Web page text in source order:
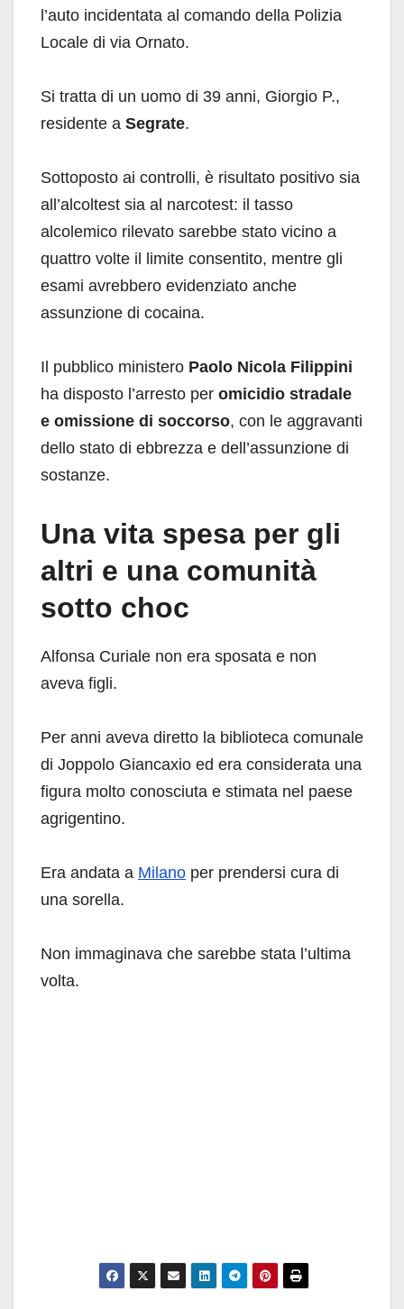
l’auto incidentata al comando della Polizia
Locale di via Ornato.
Si tratta di un uomo di 39 anni, Giorgio P.,
residente a Segrate.
Sottoposto ai controlli, è risultato positivo sia
all’alcoltest sia al narcotest: il tasso
alcolemico rilevato sarebbe stato vicino a
quattro volte il limite consentito, mentre gli
esami avrebbero evidenziato anche
assunzione di cocaina.
Il pubblico ministero Paolo Nicola Filippini
ha disposto l’arresto per omicidio stradale
e omissione di soccorso, con le aggravanti
dello stato di ebbrezza e dell’assunzione di
sostanze.
Una vita spesa per gli
altri e una comunità
sotto choc
Alfonsa Curiale non era sposata e non
aveva figli.
Per anni aveva diretto la biblioteca comunale
di Joppolo Giancaxio ed era considerata una
figura molto conosciuta e stimata nel paese
agrigentino.
Era andata a Milano per prendersi cura di
una sorella.
Non immaginava che sarebbe stata l’ultima
volta.